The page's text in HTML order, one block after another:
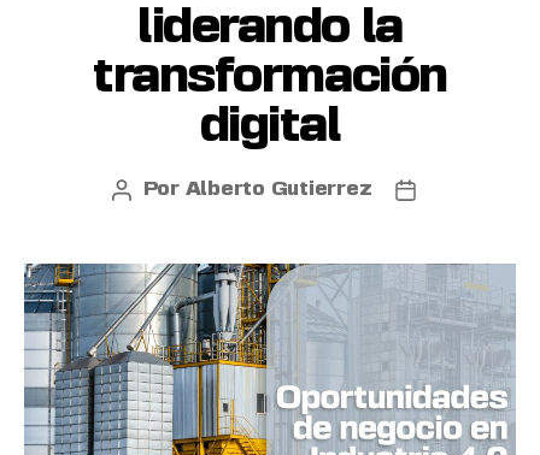
liderando la
transformación
digital
Por Alberto Gutierrez